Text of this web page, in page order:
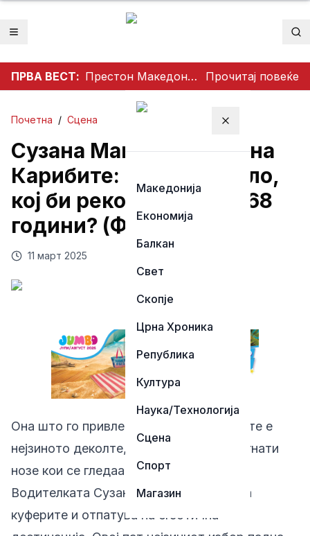
Отвори мени
ПРВА ВЕСТ: Престон Македонија го освои Dockerty Cup по 34 години, Тевере прогласен за најдобар играч Прочитај повеќе
Затвори мени
Македонија
Економија
Балкан
Свет
Скопје
Црна Хроника
Република
Култура
Наука/Технологија
Сцена
Спорт
Магазин
Почетна / Сцена
Сузана Манчиќ ужива на
Карибите: Со вакво тело,
кој би рекол дека има 68
години? (ФОТО)
11 март 2025
Она што го привлече вниманието на сите е
нејзиното деколте, но и нејзините затегнати
нозе кои се гледаа под водата.
Водителката Сузана Манчиќ ги спакува
куферите и отпатува на егзотична